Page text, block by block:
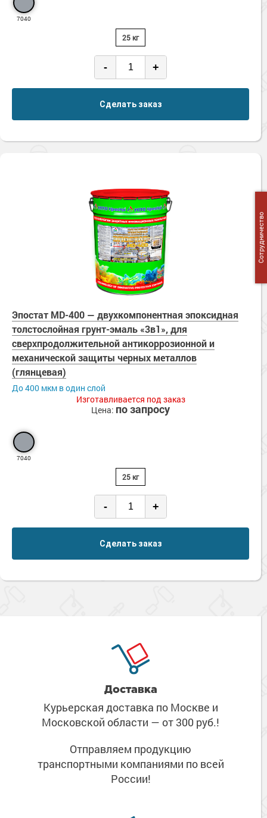
7040
25 кг
- +
Сделать заказ
Эпостат MD-400 — двухкомпонентная эпоксидная
толстослойная грунт-эмаль «3в1», для
сверхпродолжительной антикоррозионной и
механической защиты черных металлов
(глянцевая)
До 400 мкм в один слой
Изготавливается под заказ
Цена: по запросу
7040
25 кг
- +
Сделать заказ
Доставка
Курьерская доставка по Москве и
Московской области — от 300 руб.!
Отправляем продукцию
транспортными компаниями по всей
России!
Сотрудничество